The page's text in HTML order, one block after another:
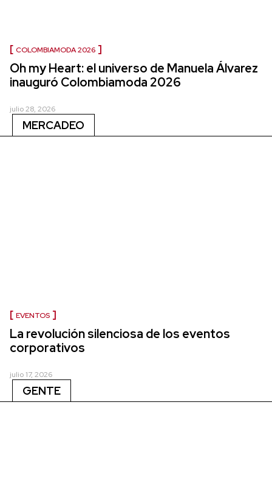
COLOMBIAMODA 2026
Oh my Heart: el universo de Manuela Álvarez
inauguró Colombiamoda 2026
julio 28, 2026
MERCADEO
EVENTOS
La revolución silenciosa de los eventos
corporativos
julio 17, 2026
GENTE